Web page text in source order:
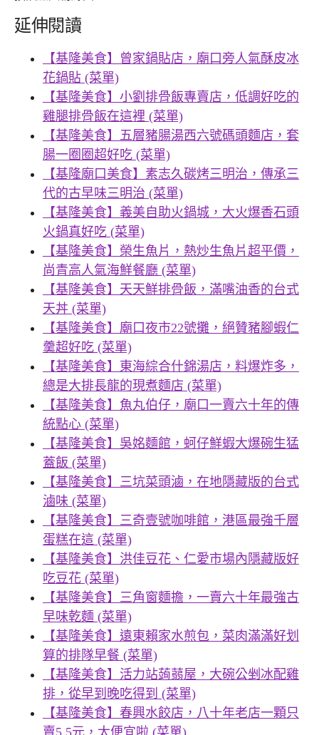
延伸閱讀
【基隆美食】曾家鍋貼店，廟口旁人氣酥皮冰
花鍋貼 (菜單)
【基隆美食】小劉排骨飯專賣店，低調好吃的
雞腿排骨飯在這裡 (菜單)
【基隆美食】五層豬腸湯西六號碼頭麵店，套
腸一圈圈超好吃 (菜單)
【基隆廟口美食】素志久碳烤三明治，傳承三
代的古早味三明治 (菜單)
【基隆美食】義美自助火鍋城，大火爆香石頭
火鍋真好吃 (菜單)
【基隆美食】榮生魚片，熱炒生魚片超平價，
尚青高人氣海鮮餐廳 (菜單)
【基隆美食】天天鮮排骨飯，滿嘴油香的台式
天丼 (菜單)
【基隆美食】廟口夜市22號攤，絕贊豬腳蝦仁
羹超好吃 (菜單)
【基隆美食】東海綜合什錦湯店，料爆炸多，
總是大排長龍的現煮麵店 (菜單)
【基隆美食】魚丸伯仔，廟口一賣六十年的傳
統點心 (菜單)
【基隆美食】吳姳麵館，蚵仔鮮蝦大爆碗生猛
蓋飯 (菜單)
【基隆美食】三坑菜頭滷，在地隱藏版的台式
滷味 (菜單)
【基隆美食】三奇壹號咖啡館，港區最強千層
蛋糕在這 (菜單)
【基隆美食】洪佳豆花、仁愛市場內隱藏版好
吃豆花 (菜單)
【基隆美食】三角窗麵擔，一賣六十年最強古
早味乾麵 (菜單)
【基隆美食】遠東賴家水煎包，菜肉滿滿好划
算的排隊早餐 (菜單)
【基隆美食】活力站蒟蒻屋，大碗公剉冰配雞
排，從早到晚吃得到 (菜單)
【基隆美食】春興水餃店，八十年老店一顆只